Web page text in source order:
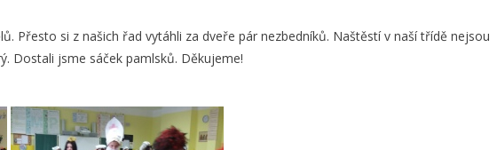
Přesto si z našich řad vytáhli za dveře pár nezbedníků. Naštěstí v naší třídě nejsou
Dostali jsme sáček pamlsků. Děkujeme!